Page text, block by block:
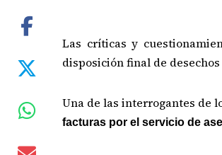
Las críticas y
disposición final de
Una de las interrogantes de
facturas por el servicio de